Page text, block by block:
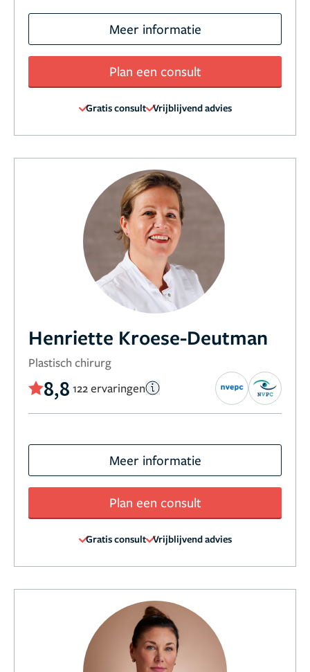
Meer informatie
Plan een consult
Gratis consult Vrijblijvend advies
Henriette Kroese-Deutman
Plastisch chirurg
8,8 122 ervaringen
Meer informatie
Plan een consult
Gratis consult Vrijblijvend advies